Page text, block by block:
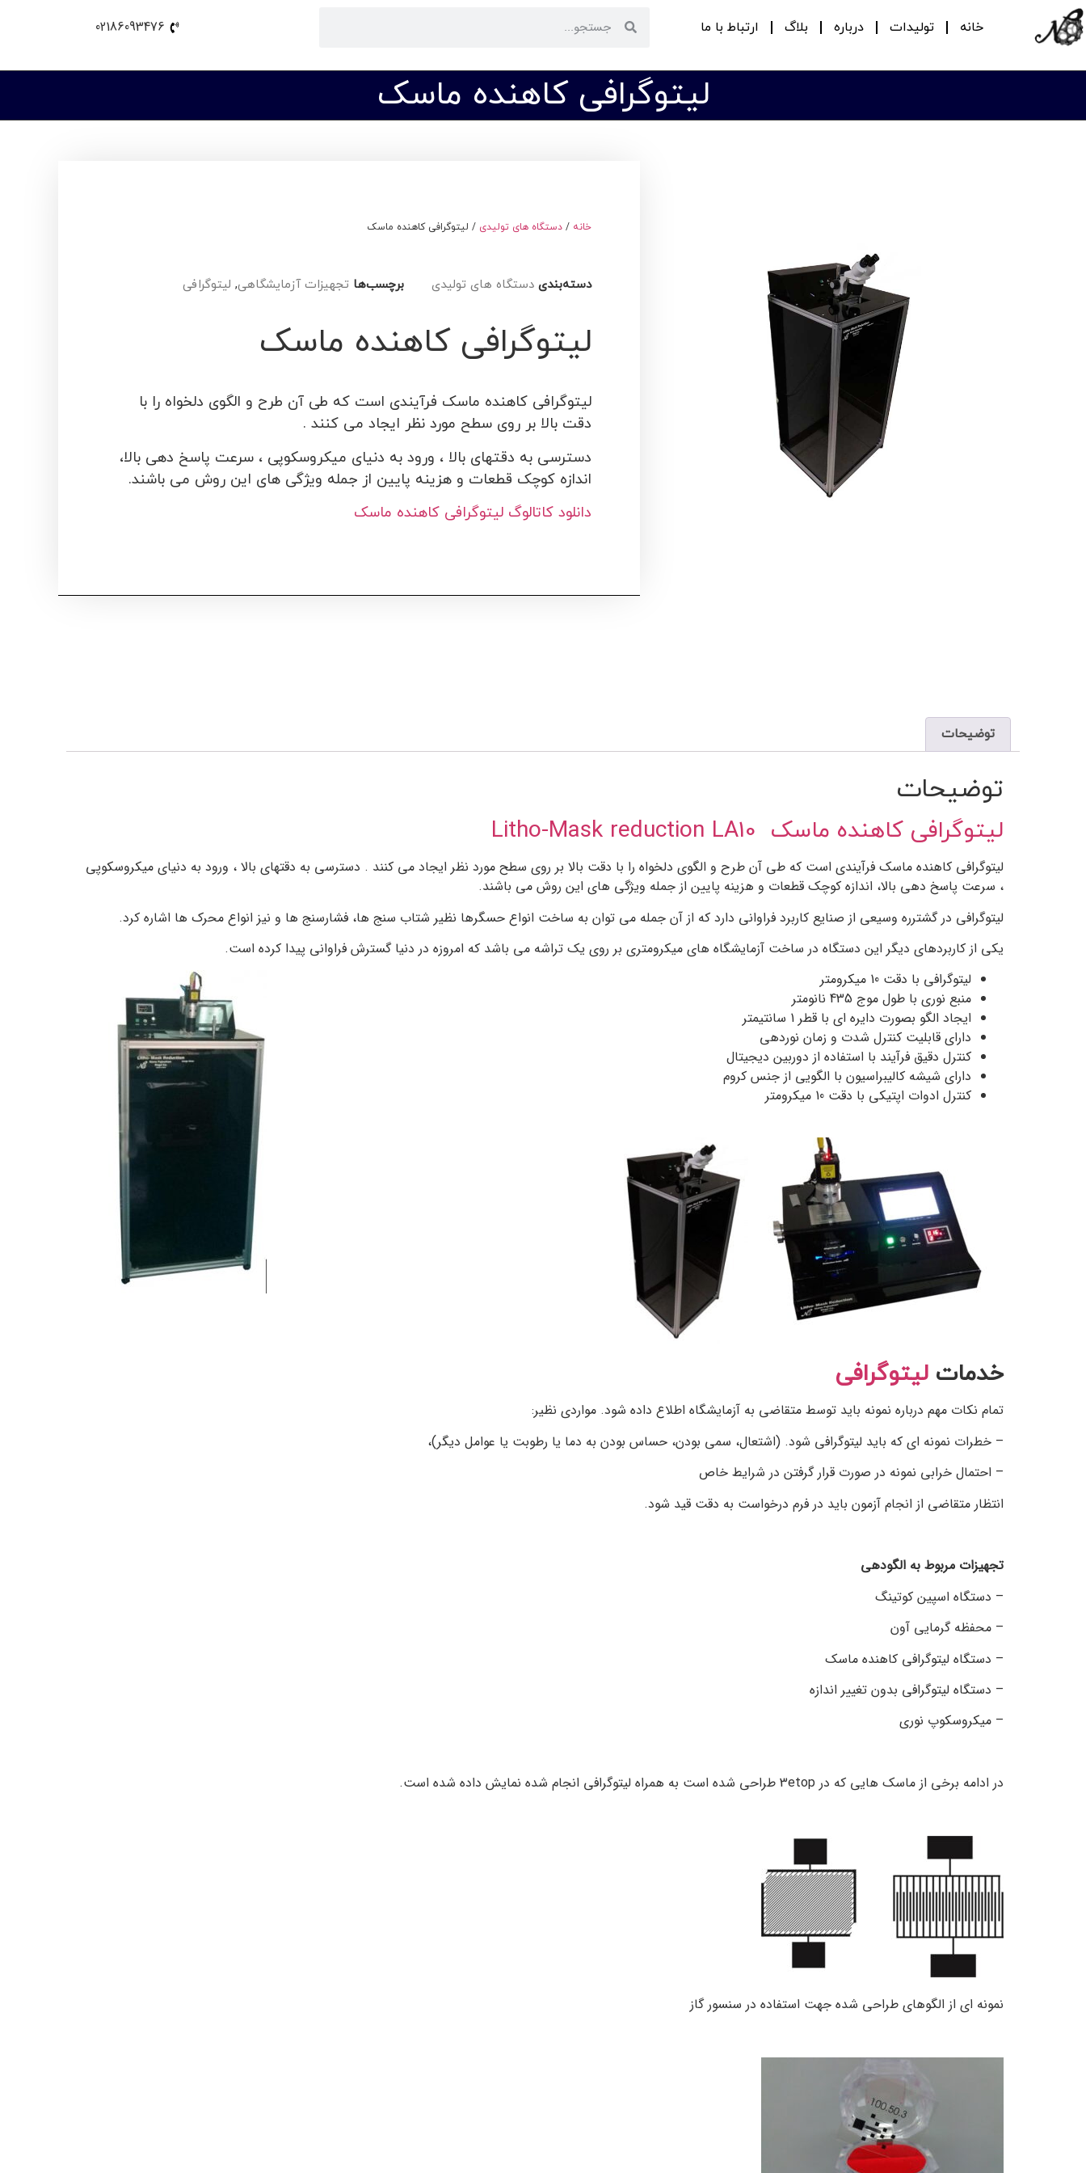
خانه تولیدات درباره بلاگ ارتباط با ما 02186093476
لیتوگرافی کاهنده ماسک
خانه / دستگاه های تولیدی / لیتوگرافی کاهنده ماسک
دسته‌بندی دستگاه های تولیدی برچسب‌ها تجهیزات آزمایشگاهی, لیتوگرافی
لیتوگرافی کاهنده ماسک
لیتوگرافی کاهنده ماسک فرآیندی است که طی آن طرح و الگوی دلخواه را با
دقت بالا بر روی سطح مورد نظر ایجاد می کنند .
دسترسی به دقتهای بالا ، ورود به دنیای میکروسکوپی ، سرعت پاسخ دهی بالا،
اندازه کوچک قطعات و هزینه پایین از جمله ویژگی های این روش می باشند.
دانلود کاتالوگ لیتوگرافی کاهنده ماسک
توضیحات
توضیحات
لیتوگرافی کاهنده ماسک Litho-Mask reduction LA10
لیتوگرافی کاهنده ماسک فرآیندی است که طی آن طرح و الگوی دلخواه را با دقت بالا بر روی سطح مورد نظر ایجاد می کنند . دسترسی به دقتهای بالا ، ورود به دنیای میکروسکوپی
، سرعت پاسخ دهی بالا، اندازه کوچک قطعات و هزینه پایین از جمله ویژگی های این روش می باشند.
لیتوگرافی در گشترره وسیعی از صنایع کاربرد فراوانی دارد که از آن جمله می توان به ساخت انواع حسگرها نظیر شتاب سنج ها، فشارسنج ها و نیز انواع محرک ها اشاره کرد.
یکی از کاربردهای دیگر این دستگاه در ساخت آزمایشگاه های میکرومتری بر روی یک تراشه می باشد که امروزه در دنیا گسترش فراوانی پیدا کرده است.
لیتوگرافی با دقت 10 میکرومتر
منبع نوری با طول موج 435 نانومتر
ایجاد الگو بصورت دایره ای با قطر 1 سانتیمتر
دارای قابلیت کنترل شدت و زمان نوردهی
کنترل دقیق فرآیند با استفاده از دوربین دیجیتال
دارای شیشه کالیبراسیون با الگویی از جنس کروم
کنترل ادوات اپتیکی با دقت 10 میکرومتر
خدمات لیتوگرافی
تمام نکات مهم درباره نمونه باید توسط متقاضی به آزمایشگاه اطلاع داده شود. مواردی نظیر:
– خطرات نمونه ای که باید لیتوگرافی شود. (اشتعال، سمی بودن، حساس بودن به دما یا رطوبت یا عوامل دیگر)،
– احتمال خرابی نمونه در صورت قرار گرفتن در شرایط خاص
انتظار متقاضی از انجام آزمون باید در فرم درخواست به دقت قید شود.
تجهیزات مربوط به الگودهی
– دستگاه اسپین کوتینگ
– محفظه گرمایی آون
– دستگاه لیتوگرافی کاهنده ماسک
– دستگاه لیتوگرافی بدون تغییر اندازه
– میکروسکوپ نوری
در ادامه برخی از ماسک هایی که در 3etop طراحی شده است به همراه لیتوگرافی انجام شده نمایش داده شده است.
نمونه ای از الگوهای طراحی شده جهت استفاده در سنسور گاز